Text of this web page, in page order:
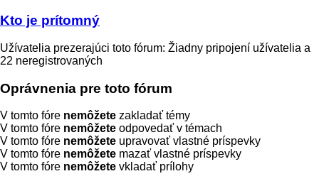
Kto je prítomný
Užívatelia prezerajúci toto fórum: Žiadny pripojení užívatelia a
22 neregistrovaných
Oprávnenia pre toto fórum
V tomto fóre nemôžete zakladať témy
V tomto fóre nemôžete odpovedať v témach
V tomto fóre nemôžete upravovať vlastné príspevky
V tomto fóre nemôžete mazať vlastné príspevky
V tomto fóre nemôžete vkladať prílohy